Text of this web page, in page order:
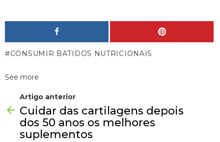
CONSUMIR BATIDOS NUTRICIONAIS
See more
Artigo anterior
Cuidar das cartilagens depois
dos 50 anos os melhores
suplementos